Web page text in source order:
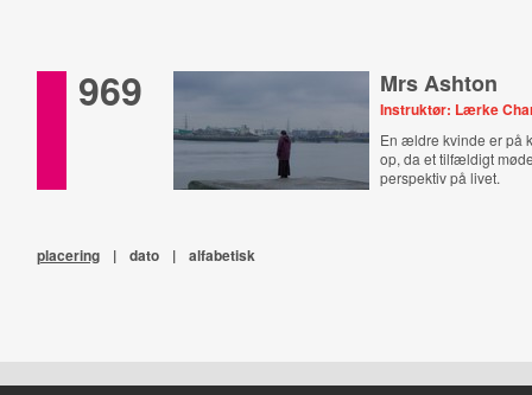
969 Mrs Ashton
Instruktør: Lærke
En ældre kvinde er på
op, da et tilfældigt
perspektiv på livet.
placering | dato | alfabetisk